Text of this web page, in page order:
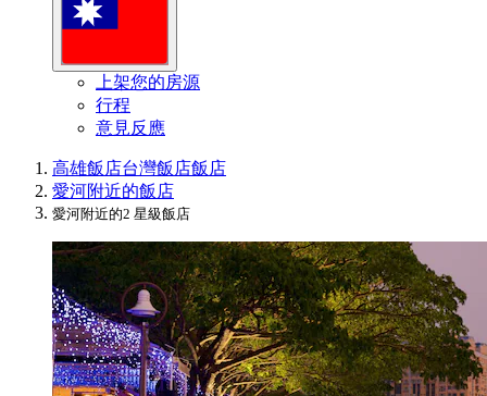
上架您的房源
行程
意見反應
高雄飯店台灣飯店飯店
愛河附近的飯店
愛河附近的2 星級飯店